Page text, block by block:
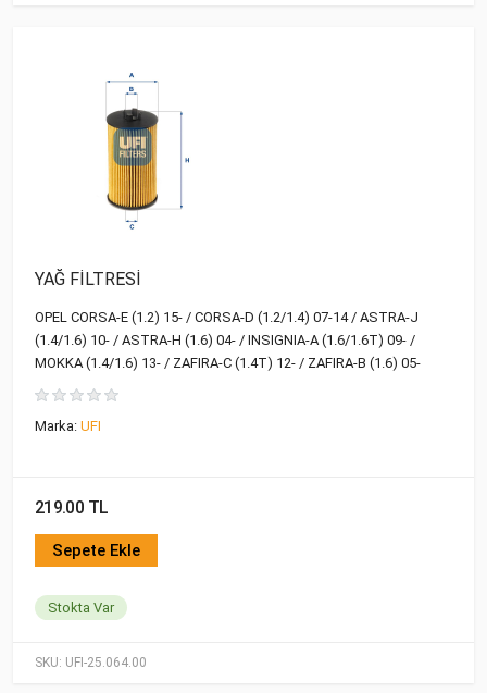
SKU: UFI-25.064.00
YAĞ FİLTRESİ
OPEL CORSA-E (1.2) 15- / CORSA-D (1.2/1.4) 07-14 / ASTRA-J
(1.4/1.6) 10- / ASTRA-H (1.6) 04- / INSIGNIA-A (1.6/1.6T) 09- /
MOKKA (1.4/1.6) 13- / ZAFIRA-C (1.4T) 12- / ZAFIRA-B (1.6) 05-
Marka: UFI
219.00 TL
Sepete Ekle
Stokta Var